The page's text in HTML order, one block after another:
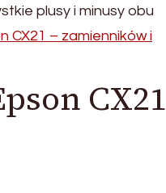
plusy i minusy obu
CX21 – zamienników i
CX21